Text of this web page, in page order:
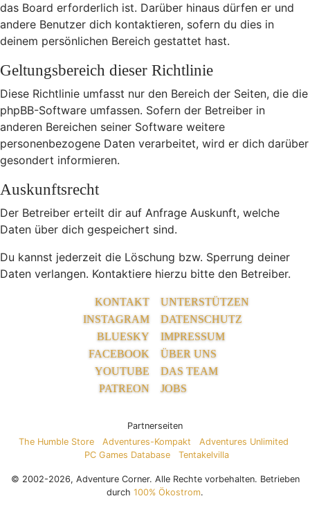
das Board erforderlich ist. Darüber hinaus dürfen er und
andere Benutzer dich kontaktieren, sofern du dies in
deinem persönlichen Bereich gestattet hast.
Geltungsbereich dieser Richtlinie
Diese Richtlinie umfasst nur den Bereich der Seiten, die die
phpBB-Software umfassen. Sofern der Betreiber in
anderen Bereichen seiner Software weitere
personenbezogene Daten verarbeitet, wird er dich darüber
gesondert informieren.
Auskunftsrecht
Der Betreiber erteilt dir auf Anfrage Auskunft, welche
Daten über dich gespeichert sind.
Du kannst jederzeit die Löschung bzw. Sperrung deiner
Daten verlangen. Kontaktiere hierzu bitte den Betreiber.
KONTAKT
INSTAGRAM
BLUESKY
FACEBOOK
YOUTUBE
PATREON
UNTERSTÜTZEN
DATENSCHUTZ
IMPRESSUM
ÜBER UNS
DAS TEAM
JOBS
Partnerseiten
The Humble Store
Adventures-Kompakt
Adventures Unlimited
PC Games Database
Tentakelvilla
© 2002-2026, Adventure Corner. Alle Rechte vorbehalten. Betrieben
durch 100% Ökostrom.